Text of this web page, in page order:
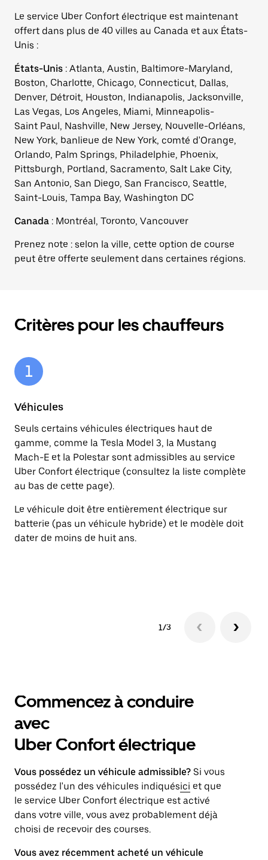
Le service Uber Confort électrique est maintenant
offert dans plus de 40 villes au Canada et aux États-
Unis :
États-Unis : Atlanta, Austin, Baltimore-Maryland,
Boston, Charlotte, Chicago, Connecticut, Dallas,
Denver, Détroit, Houston, Indianapolis, Jacksonville,
Las Vegas, Los Angeles, Miami, Minneapolis-
Saint Paul, Nashville, New Jersey, Nouvelle-Orléans,
New York, banlieue de New York, comté d'Orange,
Orlando, Palm Springs, Philadelphie, Phoenix,
Pittsburgh, Portland, Sacramento, Salt Lake City,
San Antonio, San Diego, San Francisco, Seattle,
Saint-Louis, Tampa Bay, Washington DC
Canada : Montréal, Toronto, Vancouver
Prenez note : selon la ville, cette option de course
peut être offerte seulement dans certaines régions.
Critères pour les chauffeurs
Véhicules
Seuls certains véhicules électriques haut de
gamme, comme la Tesla Model 3, la Mustang
Mach-E et la Polestar sont admissibles au service
Uber Confort électrique (consultez la liste complète
au bas de cette page).
Le véhicule doit être entièrement électrique sur
batterie (pas un véhicule hybride) et le modèle doit
dater de moins de huit ans.
1/3
Commencez à conduire
avec
Uber Confort électrique
Vous possédez un véhicule admissible? Si vous
possédez l'un des véhicules indiquésici et que
le service Uber Confort électrique est activé
dans votre ville, vous avez probablement déjà
choisi de recevoir des courses.
Vous avez récemment acheté un véhicule